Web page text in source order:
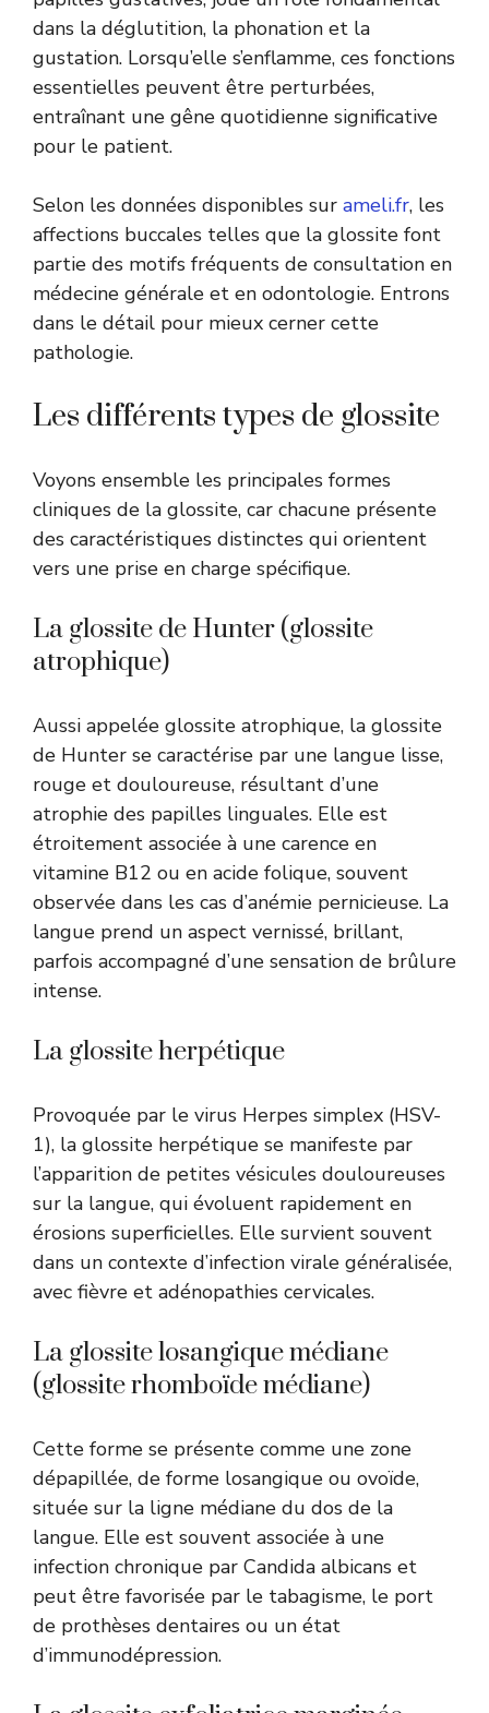
dans la déglutition, la phonation et la
gustation. Lorsqu’elle s’enflamme, ces fonctions
essentielles peuvent être perturbées,
entraînant une gêne quotidienne significative
pour le patient.
Selon les données disponibles sur ameli.fr, les
affections buccales telles que la glossite font
partie des motifs fréquents de consultation en
médecine générale et en odontologie. Entrons
dans le détail pour mieux cerner cette
pathologie.
Les différents types de glossite
Voyons ensemble les principales formes
cliniques de la glossite, car chacune présente
des caractéristiques distinctes qui orientent
vers une prise en charge spécifique.
La glossite de Hunter (glossite
atrophique)
Aussi appelée glossite atrophique, la glossite
de Hunter se caractérise par une langue lisse,
rouge et douloureuse, résultant d’une
atrophie des papilles linguales. Elle est
étroitement associée à une carence en
vitamine B12 ou en acide folique, souvent
observée dans les cas d’anémie pernicieuse. La
langue prend un aspect vernissé, brillant,
parfois accompagné d’une sensation de brûlure
intense.
La glossite herpétique
Provoquée par le virus Herpes simplex (HSV-
1), la glossite herpétique se manifeste par
l’apparition de petites vésicules douloureuses
sur la langue, qui évoluent rapidement en
érosions superficielles. Elle survient souvent
dans un contexte d’infection virale généralisée,
avec fièvre et adénopathies cervicales.
La glossite losangique médiane
(glossite rhomboïde médiane)
Cette forme se présente comme une zone
dépapillée, de forme losangique ou ovoïde,
située sur la ligne médiane du dos de la
langue. Elle est souvent associée à une
infection chronique par Candida albicans et
peut être favorisée par le tabagisme, le port
de prothèses dentaires ou un état
d’immunodépression.